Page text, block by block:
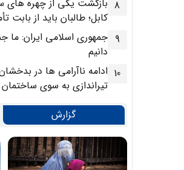
8 بازگشت یکی از چهره های
کابل؛ طالبان باید از بابت
9 جمهوری اسلامی ایران: ما
دانیم
10 ادامه ناآرامی ها در
تیراندازی به سوی
گزارش